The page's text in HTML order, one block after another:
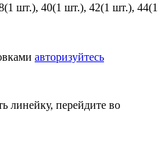
шт.), 40(1 шт.), 42(1 шт.), 44(1
авторизуйтесь
линейку, перейдите во